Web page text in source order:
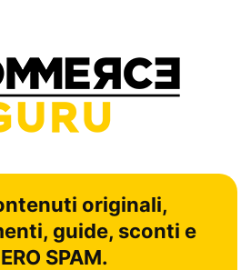
originali,
guide, sconti e
SPAM.